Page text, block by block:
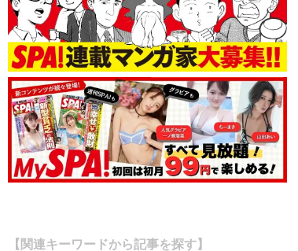
【関連キーワードから記事を探す】